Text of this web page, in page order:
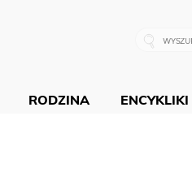
RODZINA ENCYKLIKI